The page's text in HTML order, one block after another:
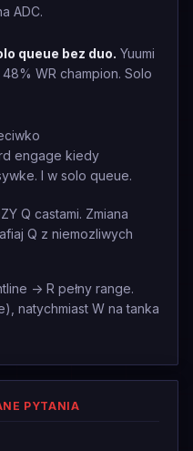
ADC.
queue bez duo. Yuumi
WR champion. Solo
engage kiedy
I w solo queue.
Q castami. Zmiana
Q z niemozliwych
-> R pełny range.
natychmiast W na tanka
PYTANIA